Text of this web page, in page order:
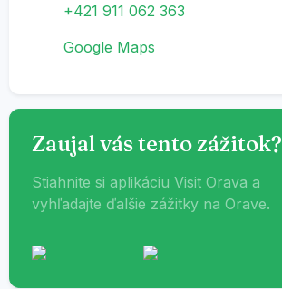
+421 911 062 363
Google Maps
Zaujal vás tento zážitok?
Stiahnite si aplikáciu Visit Orava a
vyhľadajte ďalšie zážitky na Orave.